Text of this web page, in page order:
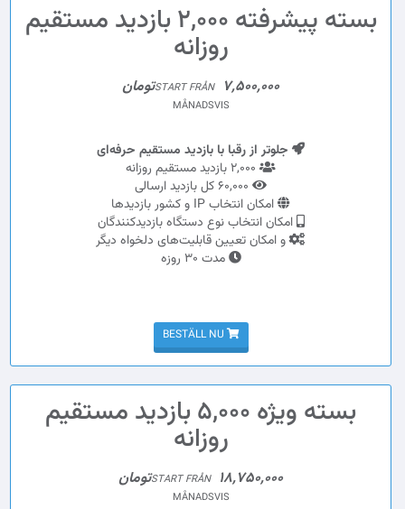
بسته پیشرفته 2,000 بازدید مستقیم
روزانه
START FRÅN 7,500,000تومان
MÅNADSVIS
جلوتر از رقبا با بازدید مستقیم حرفه‌ای
امکان انتخاب IP و کشور بازدیدها
امکان انتخاب نوع دستگاه بازدیدکنندگان
و امکان تعیین قابلیت‌های دلخواه دیگر
مدت 30 روزه
BESTÄLL NU
بسته ویژه 5,000 بازدید مستقیم
روزانه
START FRÅN 18,750,000تومان
MÅNADSVIS